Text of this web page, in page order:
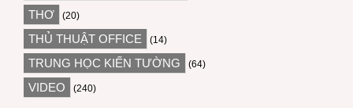
THƠ (20)
THỦ THUẬT OFFICE (14)
TRUNG HỌC KIẾN TƯỜNG (64)
VIDEO (240)